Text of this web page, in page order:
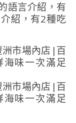
語言介紹，有
紹，有2種吃